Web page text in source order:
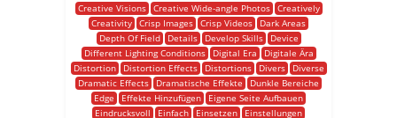
Creative Visions
Creative Wide-angle Photos
Creatively
Creativity Crisp Images Crisp Videos
Dark Areas
Depth Of Field
Details Develop Skills
Device
Different Lighting Conditions
Digital Era
Digitale Ära
Distortion
Distortion Effects Distortions Divers
Diverse
Dramatic Effects
Dramatische Effekte
Dunkle Bereiche
Edge
Effekte Hinzufügen
Eigene Seite Aufbauen
Eindrucksvoll
Einfach Einsetzen Einstellungen